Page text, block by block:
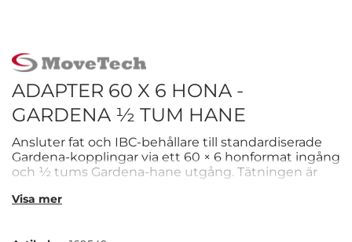
ADAPTER 60 X 6 HONA -
GARDENA ½ TUM HANE
Ansluter fat och IBC-behållare till standardiserade
Gardena-kopplingar via ett 60 × 6 honformat ingång
och ½ tums Gardena-hane utgång. Tätningen är
beständighet mot vatten och vanliga vätskor.
Visa mer